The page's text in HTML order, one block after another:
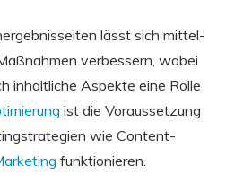
lässt sich mittel-
verbessern, wobei
inhaltliche Aspekte eine Rolle
ist die Voraussetzung
wie Content-
funktionieren.